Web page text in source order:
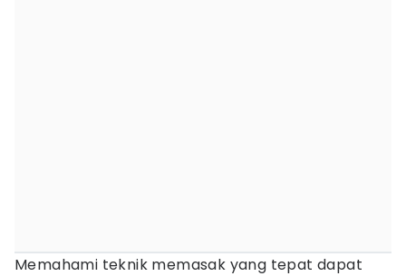
Memahami teknik memasak yang tepat dapat